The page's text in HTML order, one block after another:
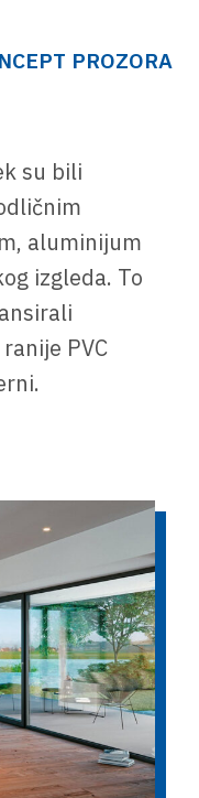
PROZORA
su bili
aluminijum
izgleda. To
PVC